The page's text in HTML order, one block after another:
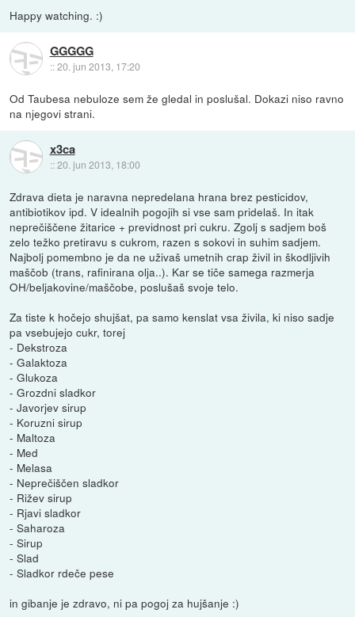
Happy watching. :)
GGGGG
::20. jun 2013, 17:20
Od Taubesa nebuloze sem že gledal in poslušal. Dokazi niso ravno
na njegovi strani.
x3ca
::20. jun 2013, 18:00
Zdrava dieta je naravna nepredelana hrana brez pesticidov,
antibiotikov ipd. V idealnih pogojih si vse sam pridelaš. In itak
neprečiščene žitarice + previdnost pri cukru. Zgolj s sadjem boš
zelo težko pretiravu s cukrom, razen s sokovi in suhim sadjem.
Najbolj pomembno je da ne uživaš umetnih crap živil in škodljivih
maščob (trans, rafinirana olja..). Kar se tiče samega razmerja
OH/beljakovine/maščobe, poslušaš svoje telo.
Za tiste k hočejo shujšat, pa samo kenslat vsa živila, ki niso sadje
pa vsebujejo cukr, torej
- Dekstroza
- Galaktoza
- Glukoza
- Grozdni sladkor
- Javorjev sirup
- Koruzni sirup
- Maltoza
- Med
- Melasa
- Neprečiščen sladkor
- Rižev sirup
- Rjavi sladkor
- Saharoza
- Sirup
- Slad
- Sladkor rdeče pese
in gibanje je zdravo, ni pa pogoj za hujšanje :)